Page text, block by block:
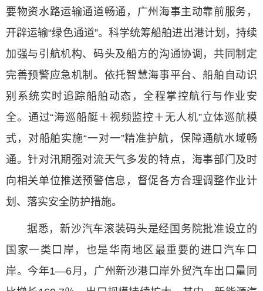
要物资水路运输通道畅通，广州海事主动靠前服务，
开辟运输“绿色通道”。科学统筹船舶进出港计划，持续
加强与引航机构、码头及船方的沟通协调，共同制定
完善预警应急机制。依托智慧海事平台、船舶自动识
别系统实时追踪船舶动态，全程掌控航行与作业安
全。通过“海巡船艇＋视频监控＋无人机”立体巡航模
式，对船舶实施“一对一”精准护航，保障通航水域畅
通。针对汛期强对流天气多发的特点，海事部门及时
向相关单位推送预警信息，督促各方合理调整作业计
划、落实安全防护措施。
据悉，新沙汽车滚装码头是经国务院批准设立的
国家一类口岸，也是华南地区最重要的进口汽车口
岸。今年1—6月，广州新沙港口岸外贸汽车出口量同